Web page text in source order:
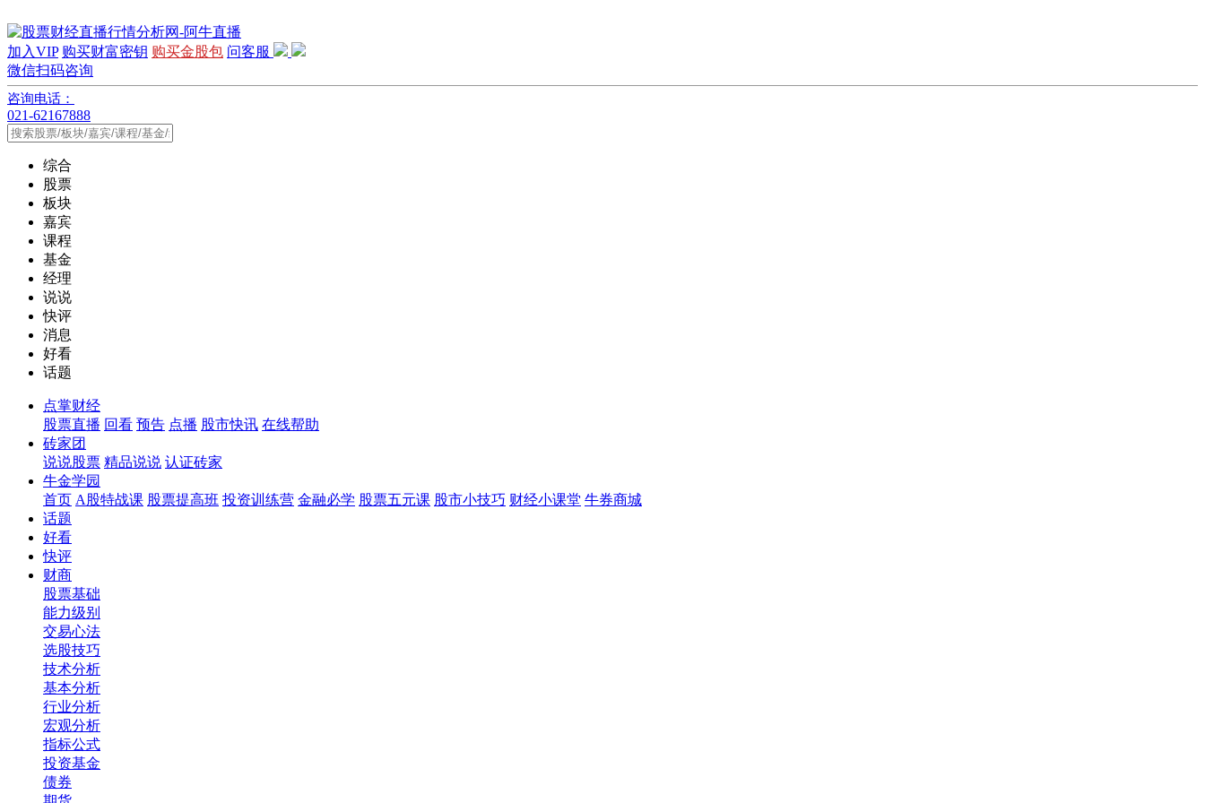
加入VIP 购买财富密钥 购买金股包 问客服
微信扫码咨询
咨询电话：
021-62167888
综合
股票
板块
嘉宾
课程
基金
经理
说说
快评
消息
好看
话题
点掌财经
股票直播 回看 预告 点播 股市快讯 在线帮助
砖家团
说说股票 精品说说 认证砖家
牛金学园
首页 A股特战课 股票提高班 投资训练营 金融必学 股票五元课 股市小技巧 财经小课堂 牛券商城
话题
好看
快评
财商
股票基础
能力级别
交易心法
选股技巧
技术分析
基本分析
行业分析
宏观分析
指标公式
投资基金
债券